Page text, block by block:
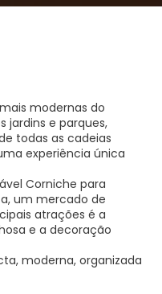
modernas do
jardins e parques,
todas as cadeias
experiência única
Corniche para
um mercado de
atrações é a
e a decoração
moderna, organizada